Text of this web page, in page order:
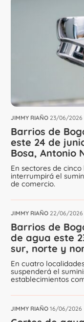
JIMMY RIAÑO 23/06/2026
Barrios de
este 24 de
Bosa, Antonio
En sectores de
interrumpirá el
de comercio.
JIMMY RIAÑO 22/06/2026
Barrios de
de agua este
sur, norte y
En cuatro
suspenderá el
establecimientos
JIMMY RIAÑO 16/06/2026